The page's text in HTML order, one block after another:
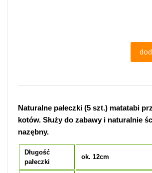
Naturalne pałeczki (5 szt.) matatabi
kotów. Służy do zabawy i naturalnie
nazębny.
Długość
pałeczki
ok. 12cm